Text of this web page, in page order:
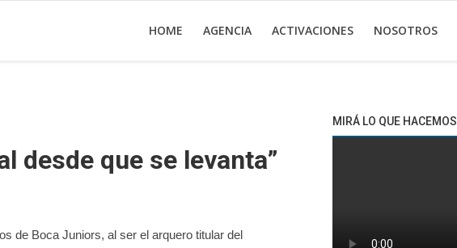
HOME AGENCIA ACTIVACIONES NOSOTROS
desde que se levanta”
de Boca Juniors, al ser el arquero titular del
MIRÁ LO QUE HACEMOS